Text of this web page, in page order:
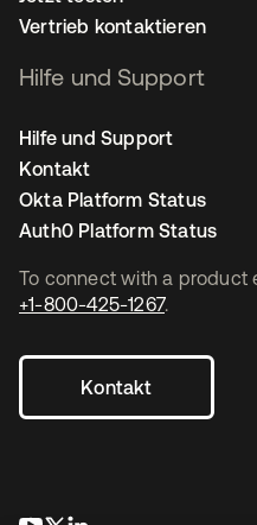
To connect with a product
+1-800-425-1267.
Kontakt
Vertrieb kontaktieren
Hilfe und Support
Hilfe und Support
Kontakt
Okta Platform Status
Auth0 Platform Status